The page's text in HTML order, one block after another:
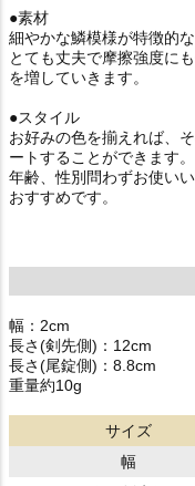
●素材
細やかな鱗模様が特徴的
とても丈夫で摩擦強度に
を増していきます。
●スタイル
お好みの色を揃えれば、
ートすることができます。
年齢、性別問わずお使い
おすすめです。
幅：2cm
長さ(剣先側)：12cm
長さ(尾錠側)：8.8cm
重量約10g
サイズ
幅